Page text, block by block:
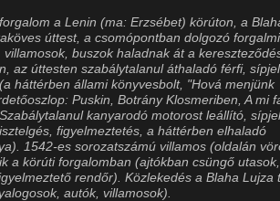
a Lenin (ma: Erzsébet) körúton, a
úttest, a csomópontban dolgozó
villamosok, buszok haladnak át a
az úttesten szabálytalanul áthaladó férfi,
háttérben állami könyvesbolt, "Hová menjünk
Puskin, Botrány Klosmeriben, A mi
kanyarodó motorost leállító,
figyelmeztetés, a háttérben elhaladó
1542-es sorozatszámú villamos (oldalán
a körúti forgalomban (ajtókban csüngő utasok,
rendőr). Közlekedés a Blaha Lujza
autók, villamosok).